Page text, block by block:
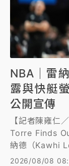
NBA｜雷
露與快艇
公開宣傳
【記者陳雍仁
Torre Finds
納德（Kawhi
Aspiration的爭
2026/08/08